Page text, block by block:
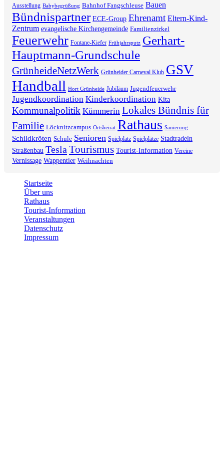
Ausstellung Babybegrüßung Bahnhof Fangschleuse Bauen
Bündnispartner ECE-Group Ehrenamt Eltern-Kind-
Zentrum evangelische Kirchengemeinde Familienzirkel
Feuerwehr Fontane-Kiefer Frühjahrsputz Gerhart-
Hauptmann-Grundschule
GrünheideNetzWerk Grünheider Carneval Klub GSV
Handball Hort Grünheide Jubiläum Jugendfeuerwehr
Jugendkoordination Kinderkoordination Kita
Kommunalpolitik Kümmerin Lokales Bündnis für
Familie Löcknitzcampus Ortsbeirat Rathaus Sanierung
Schildkröten Schule Senioren Spielplatz Spielplätze Stadtradeln
Straßenbau TeslaTourismus Tourist-Information Vereine
Vernissage Wappentier Weihnachten
Startseite
Über uns
Rathaus
Tourist-Information
Veranstaltungen
Datenschutz
Impressum